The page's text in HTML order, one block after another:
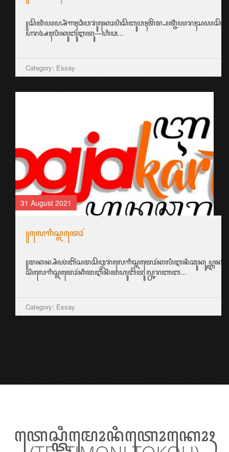
ꦥꦫꦄꦃꦭꦶꦏꦸꦧꦸꦂꦆꦠꦸ—ꦲꦶꦣ...
Category: Essay
31 August 2021
꧋ꦭꦺꦒꦶꦱ꧀ꦭꦠꦺꦴꦂ
ꦱꦶꦭꦺꦒꦶꦱ꧀ꦭꦠꦺꦴꦂꦏꦶꦠꦆꦤꦶꦠꦲꦸꦧꦼꦠꦸꦭ꧀ꦕꦫꦚꦧ...
Category: Essay
ꦠꦺꦱ꧀ꦠꦶꦩꦺꦴꦤꦶꦠꦺꦴꦏꦺꦴꦃ